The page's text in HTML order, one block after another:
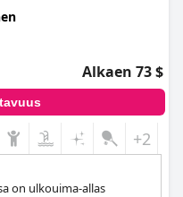
Alkaen 73 $
+2
on ulkouima-allas